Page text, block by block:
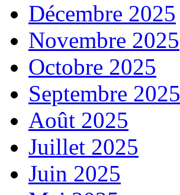
Décembre 2025
Novembre 2025
Octobre 2025
Septembre 2025
Août 2025
Juillet 2025
Juin 2025